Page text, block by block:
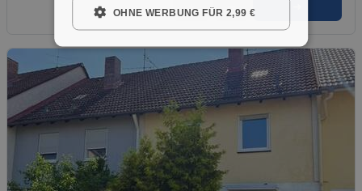
★ ➦
OHNE WERBUNG FÜR 2,99 €